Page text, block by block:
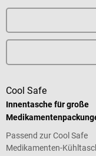
Cool Safe
Innentasche für große
Passend zur Cool Safe
Medikamenten-